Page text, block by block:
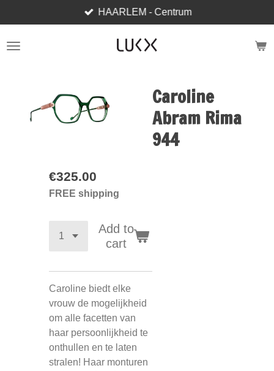
to
main
HAARLEM - Centrum
Caroline
Abram Rima
944
€325.00
FREE shipping
Add to
cart
Caroline biedt elke
vrouw de mogelijkheid
om alle facetten van
haar persoonlijkheid te
onthullen en te laten
stralen! Haar monturen